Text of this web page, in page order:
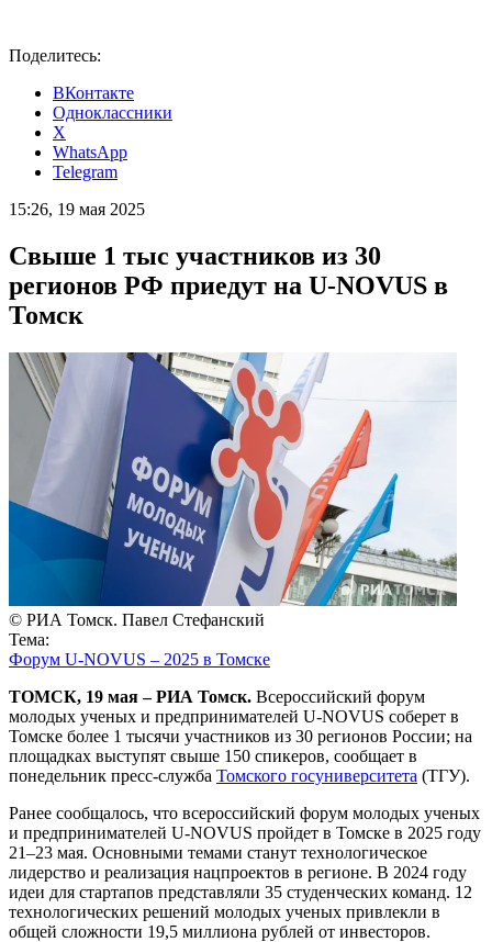
Поделитесь:
ВКонтакте
Одноклассники
X
WhatsApp
Telegram
15:26, 19 мая 2025
Свыше 1 тыс участников из 30
регионов РФ приедут на U-NOVUS в
Томск
© РИА Томск. Павел Стефанский
Тема:
Форум U-NOVUS – 2025 в Томске
ТОМСК, 19 мая – РИА Томск. Всероссийский форум
молодых ученых и предпринимателей U-NOVUS соберет в
Томске более 1 тысячи участников из 30 регионов России; на
площадках выступят свыше 150 спикеров, сообщает в
понедельник пресс-служба Томского госуниверситета (ТГУ).
Ранее сообщалось, что всероссийский форум молодых ученых
и предпринимателей U-NOVUS пройдет в Томске в 2025 году
21–23 мая. Основными темами станут технологическое
лидерство и реализация нацпроектов в регионе. В 2024 году
идеи для стартапов представляли 35 студенческих команд. 12
технологических решений молодых ученых привлекли в
общей сложности 19,5 миллиона рублей от инвесторов.